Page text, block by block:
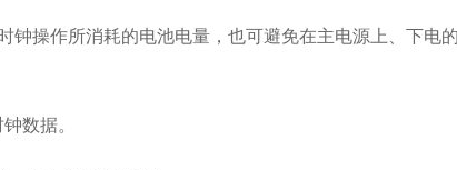
操作所消耗的电池电量，也可避免在主电源上、下电
数据。